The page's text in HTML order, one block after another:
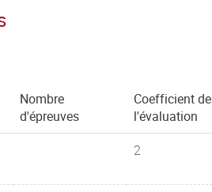
Nombre
d'épreuves
Coefficient de
l'évaluation
2